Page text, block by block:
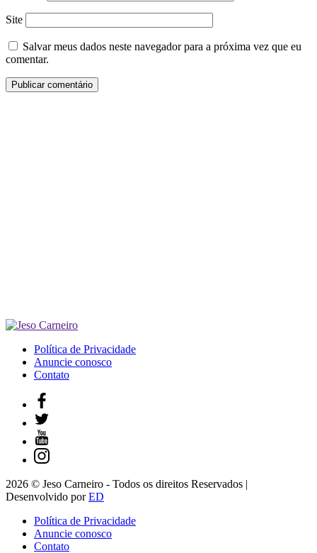
Site
Salvar meus dados neste navegador para a próxima vez que eu
comentar.
Política de Privacidade
Anuncie conosco
Contato
2026 © Jeso Carneiro - Todos os direitos Reservados |
Desenvolvido porED
Política de Privacidade
Anuncie conosco
Contato